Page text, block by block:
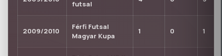
futsal
2009/2010
Férfi Futsal
Magyar Kupa
1 0 1